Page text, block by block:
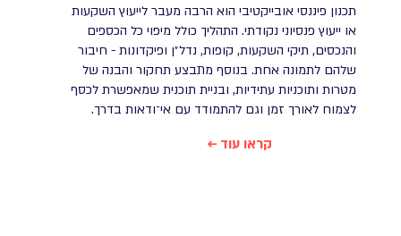
תכנון פיננסי אובייקטיבי הוא הרבה מעבר לייעוץ השקעות
או ייעוץ פנסיוני נקודתי. התהליך כולל מיפוי כל הכספים
והנכסים, תיקי השקעות, קופות, נדל״ן ופיקדונות - חיבור
שלהם לתמונה אחת. בנוסף מתבצע תחקור והבנה של
מטרות ותוכניות עתידיות, ובניית תוכנית שמאפשרת לכסף
לצמוח לאורך זמן וגם להתמודד עם אי־ודאות בדרך.
← קראו עוד